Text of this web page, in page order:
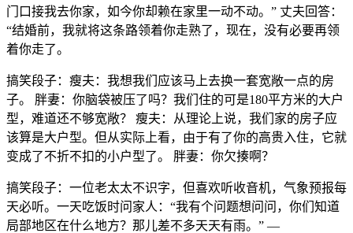
门口接我去你家，如今你却赖在家里一动不动。” 丈夫回答：
“结婚前，我就将这条路领着你走熟了，现在，没有必要再领
着你走了。
搞笑段子：瘦夫：我想我们应该马上去换一套宽敞一点的房
子。 胖妻：你脑袋被压了吗？我们住的可是180平方米的大户
型，难道还不够宽敞？ 瘦夫：从理论上说，我们家的房子应
该算是大户型。但从实际上看，由于有了你的高贵入住，它就
变成了不折不扣的小户型了。 胖妻：你欠揍啊？
搞笑段子：一位老太太不识字，但喜欢听收音机，气象预报每
天必听。一天吃饭时问家人：“我有个问题想问问，你们知道
局部地区在什么地方？那儿差不多天天有雨。” —